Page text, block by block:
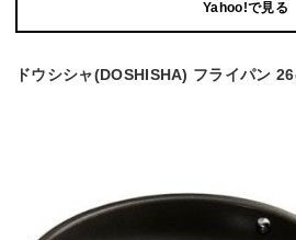
Yahoo!で見る
ドウシシャ(DOSHISHA) フライパン